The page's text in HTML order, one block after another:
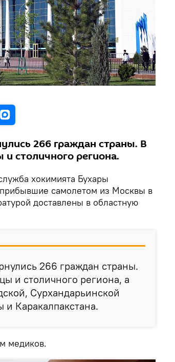
266 граждан страны. В
столичного региона.
хокимията Бухары
самолетом из Москвы в
доставлены в областную
266 граждан страны.
и столичного региона, а
Сурхандарьинской
Каракалпакстана.
медиков.